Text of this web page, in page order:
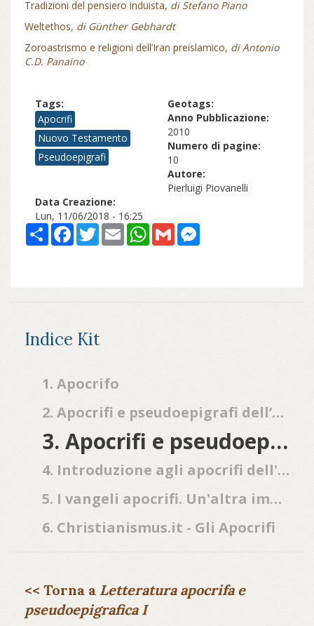
Tradizioni del pensiero induista, di Stefano Piano
Weltethos, di Günther Gebhardt
Zoroastrismo e religioni dell’Iran preislamico, di Antonio
C.D. Panaino
Tags:
Apocrifi
Nuovo Testamento
Pseudoepigrafi
Geotags:
Anno Pubblicazione:
2010
Numero di pagine:
10
Autore:
Pierluigi Piovanelli
Data Creazione:
Lun, 11/06/2018 - 16:25
Share Facebook
TwitterEmail WhatsApp
Gmail
Indice Kit
1. Apocrifo
2. Apocrifi e pseudoepigrafi dell’Antico Testamento
3. Apocrifi e pseudoepigrafi del Nuovo Testamento
4. Introduzione agli apocrifi dell'Antico Testamento
5. I vangeli apocrifi. Un'altra immagine di Gesù
6. Christianismus.it - Gli Apocrifi
<< Torna a Letteratura apocrifa e
pseudoepigrafica I